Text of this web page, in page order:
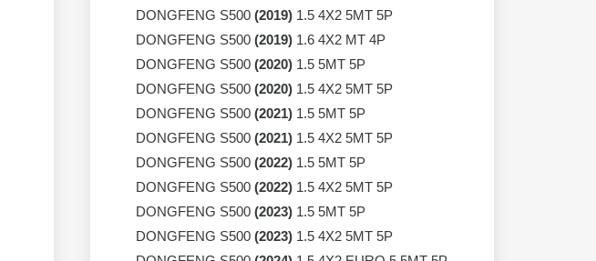
DONGFENG S500 (2019) 1.5 4X2 5MT 5P
DONGFENG S500 (2019) 1.6 4X2 MT 4P
DONGFENG S500 (2020) 1.5 5MT 5P
DONGFENG S500 (2020) 1.5 4X2 5MT 5P
DONGFENG S500 (2021) 1.5 5MT 5P
DONGFENG S500 (2021) 1.5 4X2 5MT 5P
DONGFENG S500 (2022) 1.5 5MT 5P
DONGFENG S500 (2022) 1.5 4X2 5MT 5P
DONGFENG S500 (2023) 1.5 5MT 5P
DONGFENG S500 (2023) 1.5 4X2 5MT 5P